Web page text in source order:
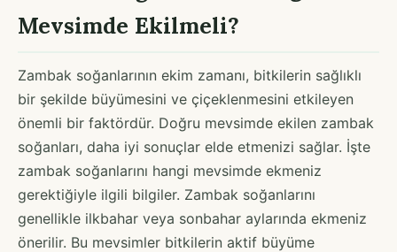
Mevsimde Ekilmeli?
Zambak soğanlarının ekim zamanı, bitkilerin sağlıklı
bir şekilde büyümesini ve çiçeklenmesini etkileyen
önemli bir faktördür. Doğru mevsimde ekilen zambak
soğanları, daha iyi sonuçlar elde etmenizi sağlar. İşte
zambak soğanlarını hangi mevsimde ekmeniz
gerektiğiyle ilgili bilgiler. Zambak soğanlarını
genellikle ilkbahar veya sonbahar aylarında ekmeniz
önerilir. Bu mevsimler bitkilerin aktif büyüme